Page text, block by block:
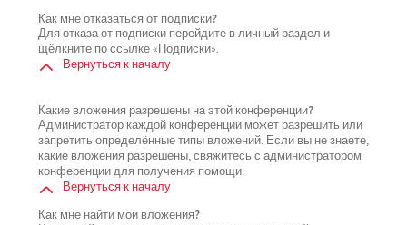
Как мне отказаться от подписки?
Для отказа от подписки перейдите в личный раздел и
щёлкните по ссылке «Подписки».
Вернуться к началу
Какие вложения разрешены на этой конференции?
Администратор каждой конференции может разрешить или
запретить определённые типы вложений. Если вы не знаете,
какие вложения разрешены, свяжитесь с администратором
конференции для получения помощи.
Вернуться к началу
Как мне найти мои вложения?